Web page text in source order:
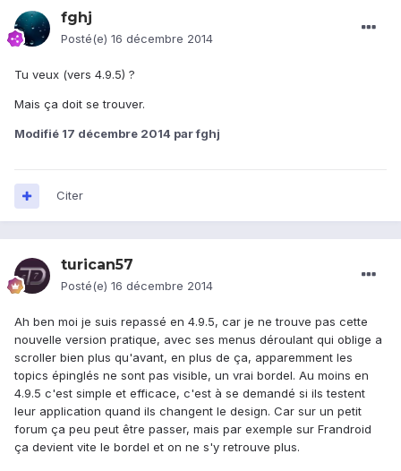
fghj
Posté(e) 16 décembre 2014
Tu veux (vers 4.9.5) ?
Mais ça doit se trouver.
Modifié 17 décembre 2014 par fghj
Citer
turican57
Posté(e) 16 décembre 2014
Ah ben moi je suis repassé en 4.9.5, car je ne trouve pas cette
nouvelle version pratique, avec ses menus déroulant qui oblige a
scroller bien plus qu'avant, en plus de ça, apparemment les
topics épinglés ne sont pas visible, un vrai bordel. Au moins en
4.9.5 c'est simple et efficace, c'est à se demandé si ils testent
leur application quand ils changent le design. Car sur un petit
forum ça peu peut être passer, mais par exemple sur Frandroid
ça devient vite le bordel et on ne s'y retrouve plus.